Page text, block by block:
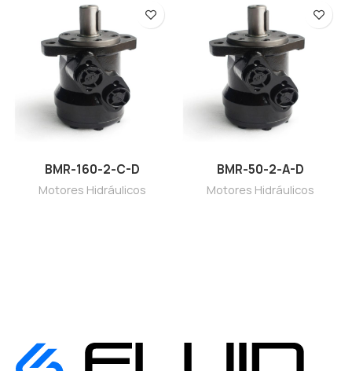
BMR-160-2-C-D
Motores Hidráulicos
BMR-50-2-A-D
Motores Hidráulicos